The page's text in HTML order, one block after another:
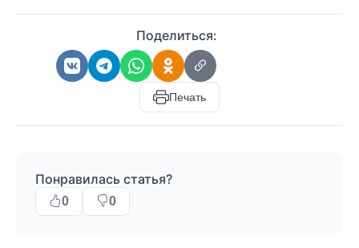
Поделиться:
Печать
Понравилась статья?
0 0